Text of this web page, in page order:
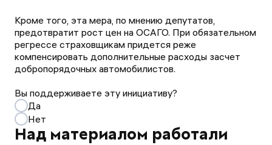
Кроме того, эта мера, по мнению депутатов,
предотвратит рост цен на ОСАГО. При обязательном
регрессе страховщикам придется реже
компенсировать дополнительные расходы засчет
добропорядочных автомобилистов.
Вы поддерживаете эту инициативу?
Да
Нет
Над материалом работали